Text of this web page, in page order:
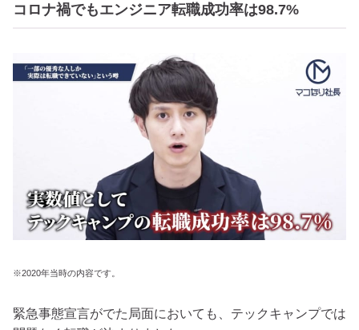
コロナ禍でもエンジニア転職成功率は98.7%
※2020年当時の内容です。
緊急事態宣言がでた局面においても、テックキャンプでは